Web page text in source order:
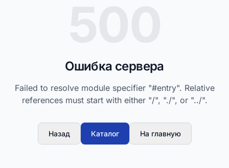
Ошибка сервера
Failed to resolve module specifier "#entry". Relative
references must start with either "/", "./", or "../".
Назад Каталог На главную